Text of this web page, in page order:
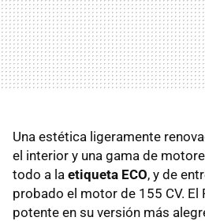
Una estética ligeramente
el interior y una gama de
todo a la etiqueta ECO, y de
probado el motor de 155 CV. El
potente en su versión más